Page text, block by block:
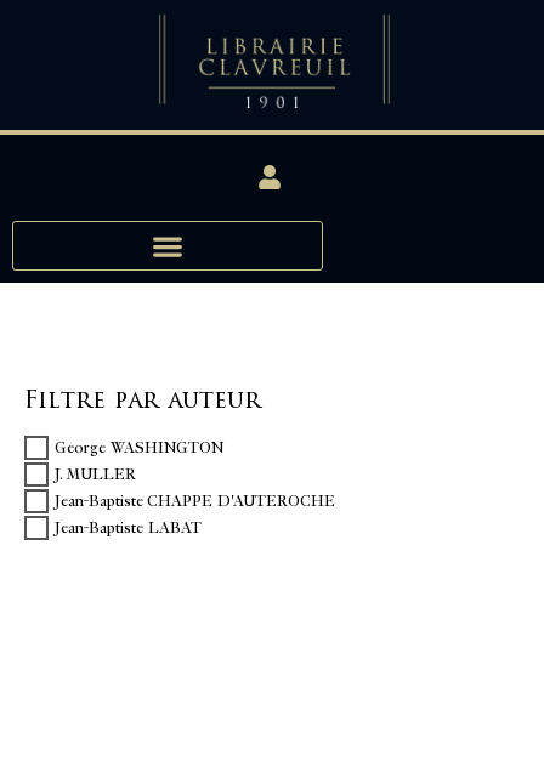
Filtre par auteur
George WASHINGTON
J. MULLER
Jean-Baptiste CHAPPE D'AUTEROCHE
Jean-Baptiste LABAT